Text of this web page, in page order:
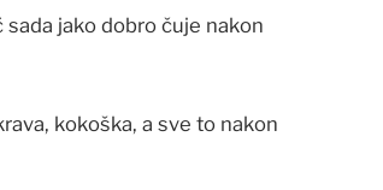
jako dobro čuje nakon
kokoška, a sve to nakon